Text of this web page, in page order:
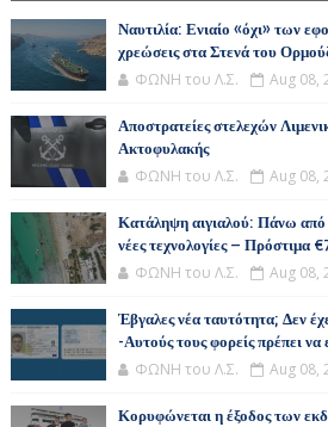
Ναυτιλία: Ενιαίο «όχι» των
χρεώσεις στα Στενά του
ΦΩΝΗ του Λ.Σ. Aug 08,
Αποστρατείες στελεχών
Ακτοφυλακής
ΦΩΝΗ του Λ.Σ. Aug 08,
Κατάληψη αιγιαλού: Πάνω
νέες τεχνολογίες –
ΦΩΝΗ του Λ.Σ. Aug 08,
Έβγαλες νέα ταυτότητα; Δεν
-Αυτούς τους φορείς πρέπει να
ΦΩΝΗ του Λ.Σ. Aug 08,
Κορυφώνεται η έξοδος των